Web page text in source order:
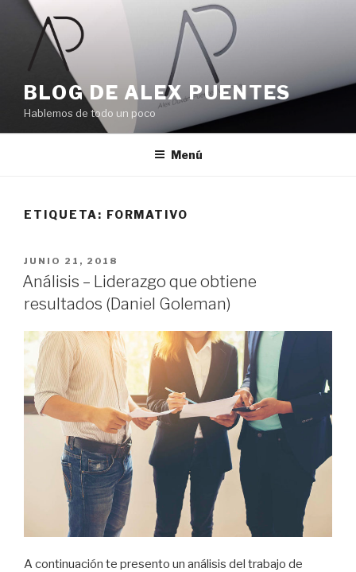
contenido
BLOG DE ALEX PUENTES
Hablemos de todo un poco
Menú
ETIQUETA: FORMATIVO
PUBLICADO
EL
JUNIO 21, 2018
Análisis – Liderazgo que obtiene
resultados (Daniel Goleman)
A continuación te presento un análisis del trabajo de